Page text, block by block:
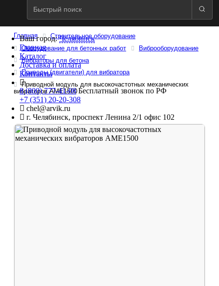
Ваш город:Челябинск
Главная
Каталог
Доставка и оплата
Контакты
8 (800) 777-41-08 Бесплатный звонок по РФ
+7 (351) 20-20-308
chel@arvik.ru
г. Челябинск, проспект Ленина 2/1 офис 102
Главная
Строительное оборудование
Оборудование для бетонных работ
Виброоборудование
Вибраторы для бетона
Приводы (двигатели) для вибратора
Приводной модуль для высокочастотных механических
вибраторов AME1500